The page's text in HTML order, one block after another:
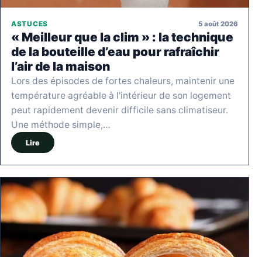
ASTUCES 5 août 2026
« Meilleur que la clim » : la technique
de la bouteille d’eau pour rafraîchir
l’air de la maison
Lors des épisodes de fortes chaleurs, maintenir une
température agréable à l'intérieur de son logement
peut rapidement devenir difficile sans climatiseur.
Une méthode simple,…
Lire